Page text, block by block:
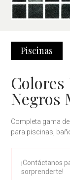
Piscinas
Negros
Completa gama
para piscinas,
¡Contáctanos
sorprenderte!